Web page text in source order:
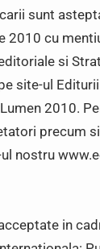
sunt
cu
si
site-ul
2010.
precum
nostru
in